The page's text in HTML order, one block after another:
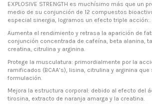
EXPLOSIVE STRENGTH es muchísimo más que un
medio de su conjunción de 12 compuestos
especial sinergia, logramos un efecto triple acción:.
Aumenta el rendimiento y retrasa la aparición de
conjunción concentrada de cafeína, beta alanina,
creatina, citrulina y arginina.
Protege la musculatura: primordialmente por la
ramificados (BCAA’s), lisina, citrulina y arginina que
formulación.
Mejora la estructura corporal: debido al efecto del
tirosina, extracto de naranja amarga y la creatina.